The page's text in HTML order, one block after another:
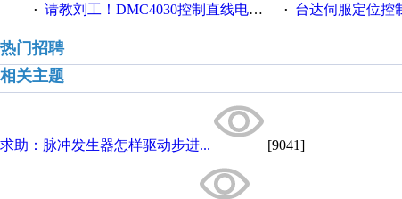
· 请教刘工！DMC4030控制直线电机的问题 · 台达伺服定位控
热门招聘
相关主题
求助：脉冲发生器怎样驱动步进... [9041]